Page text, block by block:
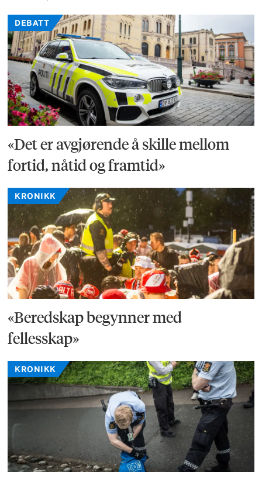
DEBATT
«Det er avgjørende å skille mellom
fortid, nåtid og framtid»
KRONIKK
«Beredskap begynner med
fellesskap»
KRONIKK